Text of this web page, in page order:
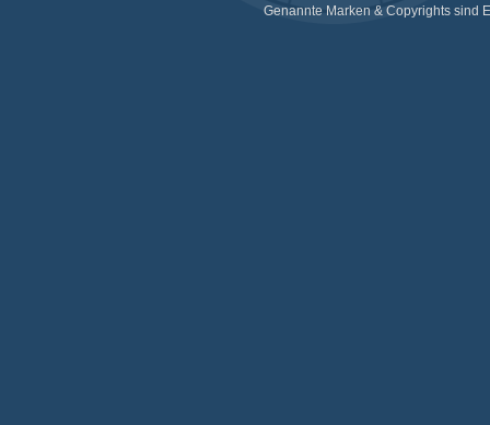
Genannte Marken & Copyrights sind